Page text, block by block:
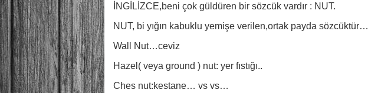
İNGİLİZCE,beni çok güldüren bir sözcük vardır : NUT.
NUT, bi yığın kabuklu yemişe verilen,ortak payda sözcüktür…
Wall Nut…ceviz
Hazel( veya ground ) nut: yer fıstığı..
Ches nut:kestane… vs vs…